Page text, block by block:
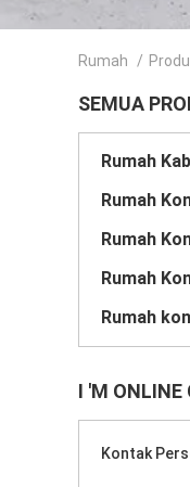
Rumah /
SEMUA
Rumah
Rumah
Rumah
I 'M ONLINE
Kontak